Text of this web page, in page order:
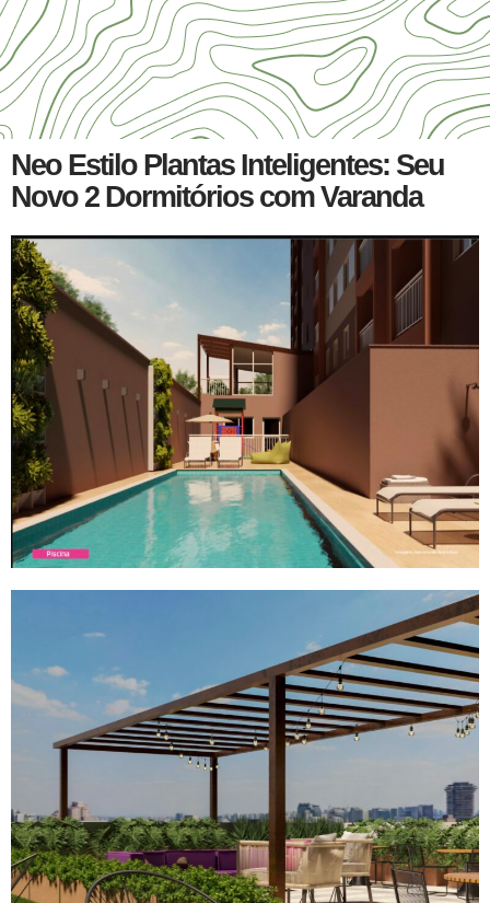
Neo Estilo Plantas Inteligentes: Seu
Novo 2 Dormitórios com Varanda